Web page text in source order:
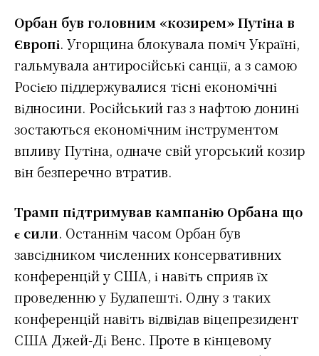
Орбан був головним «козирем» Путіна в
Європі. Угорщина блокувала поміч Україні,
гальмувала антиросійські санції, а з самою
Росією піддержувалися тісні економічні
відносини. Російський газ з нафтою донині
зостаються економічним інструментом
впливу Путіна, одначе свій угорський козир
він безперечно втратив.
Трамп підтримував кампанію Орбана що
є сили. Останнім часом Орбан був
завсідником численних консервативних
конференцій у США, і навіть сприяв їх
проведенню у Будапешті. Одну з таких
конференцій навіть відвідав віцепрезидент
США Джей-Ді Венс. Проте в кінцевому